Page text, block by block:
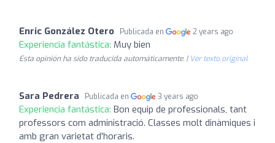
Enric González Otero Publicada en 2 years ago
Experiencia fantástica: Muy bien
Esta opinión ha sido traducida automáticamente. | Ver texto original
Sara Pedrera Publicada en 3 years ago
Experiencia fantástica: Bon equip de professionals, tant
professors com administració. Classes molt dinàmiques i
amb gran varietat d'horaris.